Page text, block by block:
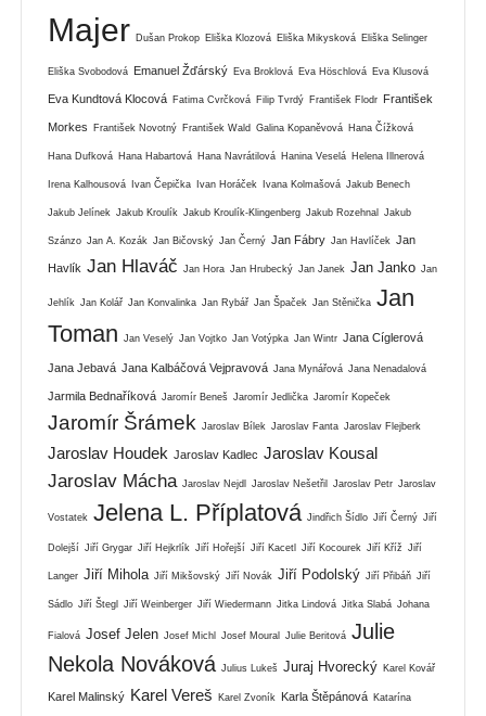
Majer Dušan Prokop Eliška Klozová Eliška Mikysková Eliška Selinger
Eliška Svobodová Emanuel Žďárský Eva Broklová Eva Höschlová Eva Klusová
Eva Kundtová Klocová Fatima Cvrčková Filip Tvrdý František Flodr František
Morkes František Novotný František Wald Galina Kopaněvová Hana Čížková
Hana Dufková Hana Habartová Hana Navrátilová Hanina Veselá Helena Illnerová
Irena Kalhousová Ivan Čepička Ivan Horáček Ivana Kolmašová Jakub Benech
Jakub Jelínek Jakub Kroulík Jakub Kroulík-Klingenberg Jakub Rozehnal Jakub
Szánzo Jan A. Kozák Jan Bičovský Jan Černý Jan Fábry Jan Havlíček Jan
Havlík Jan Hlaváč Jan Hora Jan Hrubecký Jan Janek Jan Janko Jan
Jehlík Jan Kolář Jan Konvalinka Jan Rybář Jan Špaček Jan Stěnička Jan
Toman
Jan Veselý Jan Vojtko Jan Votýpka Jan Wintr Jana Cíglerová
Jana Jebavá Jana Kalbáčová Vejpravová Jana Mynářová Jana Nenadalová
Jarmila Bednaříková Jaromír Beneš Jaromír Jedlička Jaromír Kopeček
Jaromír Šrámek Jaroslav Bílek Jaroslav Fanta Jaroslav Flejberk
Jaroslav Houdek Jaroslav Kadlec Jaroslav Kousal
Jaroslav Mácha Jaroslav Nejdl Jaroslav Nešetřil Jaroslav Petr Jaroslav
Vostatek Jelena L. Příplatová Jindřich Šídlo Jiří Černý Jiří
Dolejší Jiří Grygar Jiří Hejkrlík Jiří Hořejší Jiří Kacetl Jiří Kocourek Jiří Kříž Jiří
Langer Jiří Mihola Jiří Mikšovský Jiří Novák Jiří Podolský Jiří Přibáň Jiří
Sádlo Jiří Štegl Jiří Weinberger Jiří Wiedermann Jitka Lindová Jitka Slabá Johana
Fialová Josef Jelen Josef Michl Josef Moural Julie Beritová Julie
Nekola Nováková Julius Lukeš Juraj Hvorecký Karel Kovář
Karel Malinský Karel Vereš Karel Zvoník Karla Štěpánová Katarína